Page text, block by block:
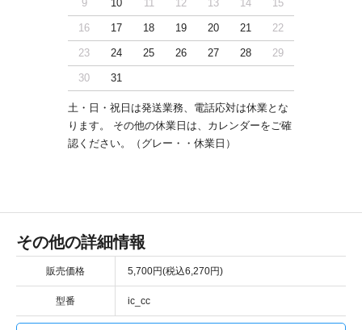
9 10 11 12 13 14 15
16 17 18 19 20 21 22
23 24 25 26 27 28 29
30 31
土・日・祝日は発送業務、電話応対は休業とな
ります。 その他の休業日は、カレンダーをご確
認ください。（グレー・・休業日）
その他の詳細情報
販売価格 5,700円(税込6,270円)
型番 ic_cc